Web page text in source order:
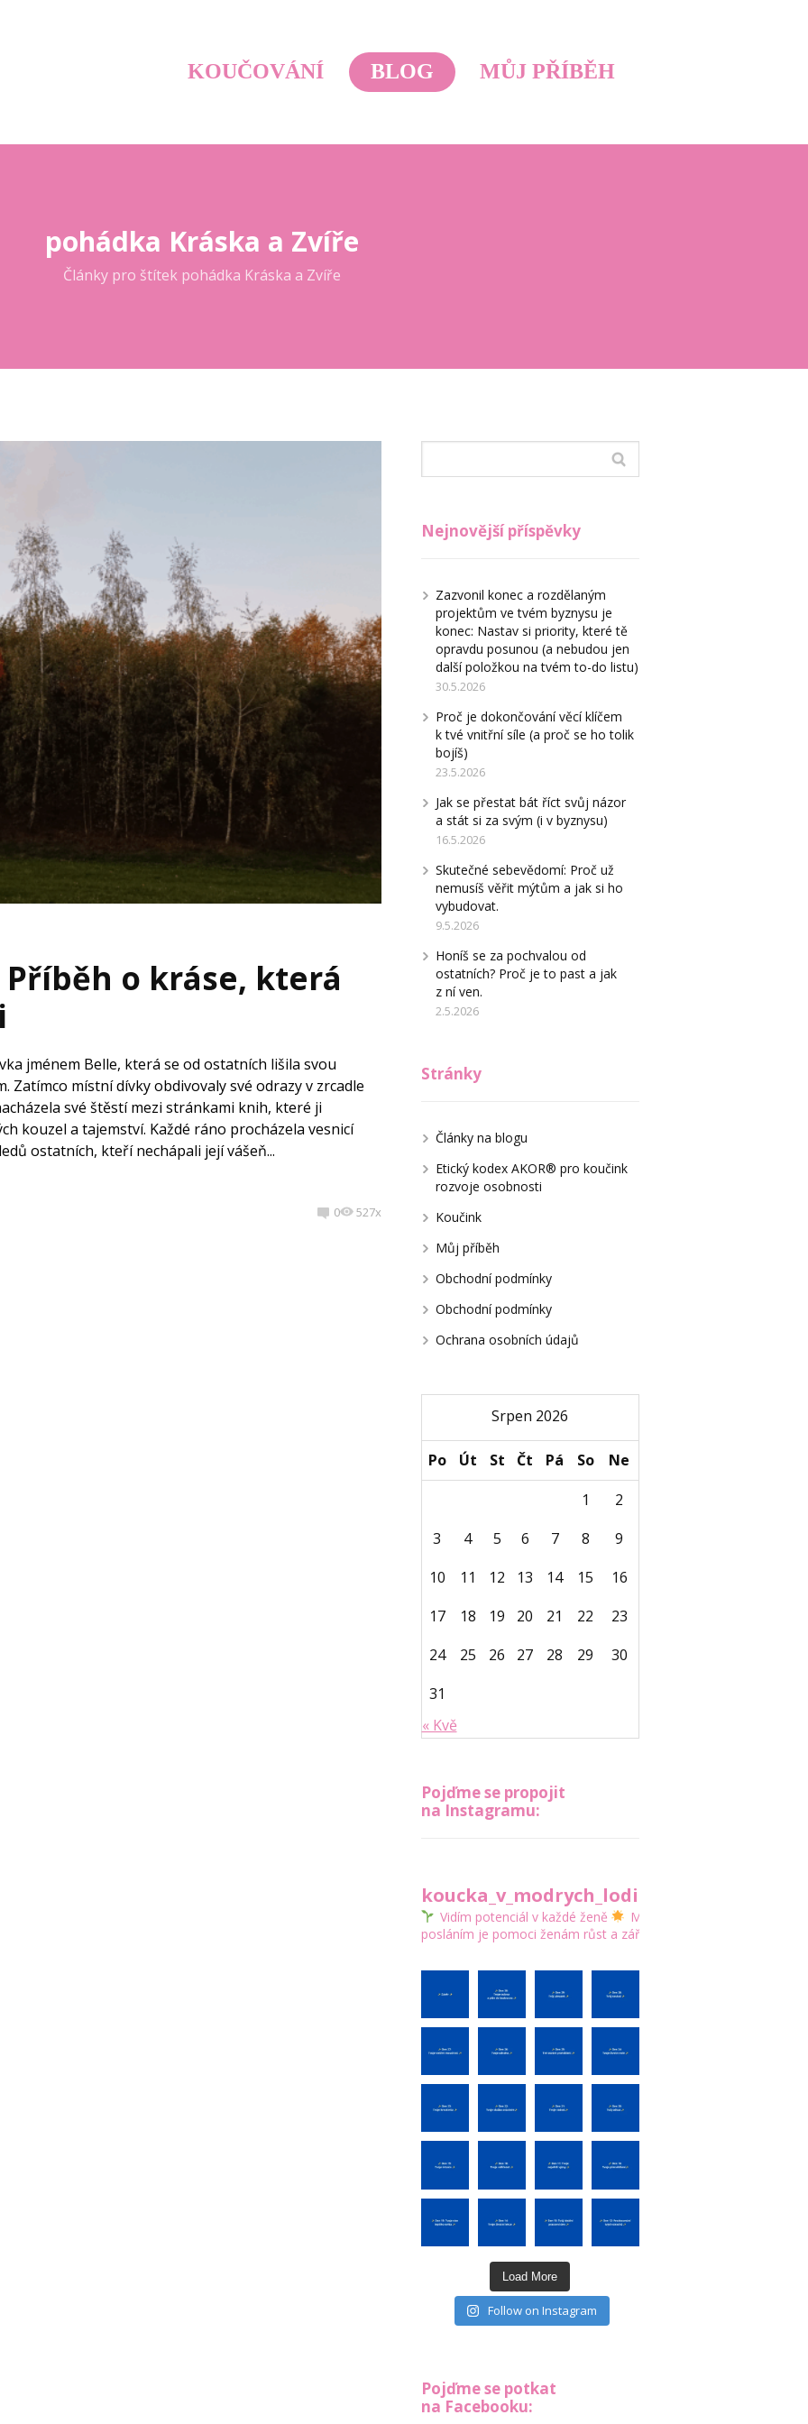
KOUČOVÁNÍ BLOG MŮJ PŘÍBĚH
pohádka Kráska a Zvíře
Články pro štítek pohádka Kráska a Zvíře
Příběh o kráse, která
jménem Belle, která se od ostatních lišila svou
Zatímco místní dívky obdivovaly své odrazy v zrcadle
své štěstí mezi stránkami knih, které ji
kouzel a tajemství. Každé ráno procházela vesnicí
ostatních, kteří nechápali její vášeň...
0 527x
Nejnovější příspěvky
Zazvonil konec a rozdělaným
projektům ve tvém byznysu je
konec: Nastav si priority, které tě
opravdu posunou (a nebudou jen
další položkou na tvém to-do listu)
30.5.2026
Proč je dokončování věcí klíčem
k tvé vnitřní síle (a proč se ho tolik
bojíš)
23.5.2026
Jak se přestat bát říct svůj názor
a stát si za svým (i v byznysu)
16.5.2026
Skutečné sebevědomí: Proč už
nemusíš věřit mýtům a jak si ho
vybudovat.
9.5.2026
Honíš se za pochvalou od
ostatních? Proč je to past a jak
z ní ven.
2.5.2026
Stránky
Články na blogu
Etický kodex AKOR® pro koučink
rozvoje osobnosti
Koučink
Můj příběh
Obchodní podmínky
Obchodní podmínky
Ochrana osobních údajů
Srpen 2026
Po Út St Čt Pá So
Ne
1
2
3
4 5 6 7 8
9
10
11 12 13 14 15
16
17
18 19 20 21 22
23
24
25 26 27 28 29
30
31
« Kvě
Pojďme se propojit
na Instagramu:
koucka_v_modrych_lodickach
Vidím potenciál v každé ženě
Mým
posláním je pomoci ženám růst a zářit
Load More
Follow on Instagram
Pojďme se potkat
na Facebooku: